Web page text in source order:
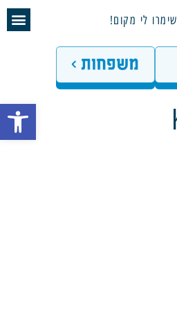
שימרו לי מקום!